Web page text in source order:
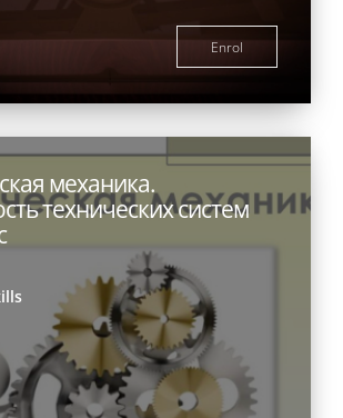
Enrol
механика.
технических систем